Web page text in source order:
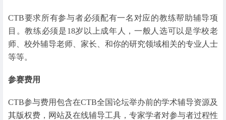
CTB要求所有参与者必须配有一名对应的教练帮助辅导项
目。教练必须是18岁以上成年人，一般人选可以是学校老
师、校外辅导老师、家长、和你的研究领域相关的专业人士
等等。
参赛费用
CTB参与费用包含在CTB全国论坛举办前的学术辅导资源及
其版权费，网站及在线辅导工具，专家学者对参与者过程性